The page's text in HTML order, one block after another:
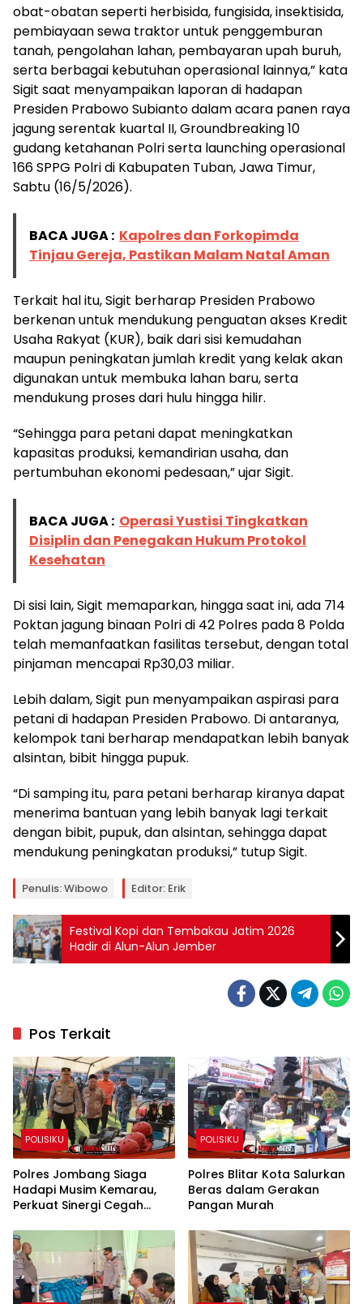
obat-obatan seperti herbisida, fungisida, insektisida,
pembiayaan sewa traktor untuk penggemburan
tanah, pengolahan lahan, pembayaran upah buruh,
serta berbagai kebutuhan operasional lainnya,” kata
Sigit saat menyampaikan laporan di hadapan
Presiden Prabowo Subianto dalam acara panen raya
jagung serentak kuartal II, Groundbreaking 10
gudang ketahanan Polri serta launching operasional
166 SPPG Polri di Kabupaten Tuban, Jawa Timur,
Sabtu (16/5/2026).
BACA JUGA : Kapolres dan Forkopimda
Tinjau Gereja, Pastikan Malam Natal Aman
Terkait hal itu, Sigit berharap Presiden Prabowo
berkenan untuk mendukung penguatan akses Kredit
Usaha Rakyat (KUR), baik dari sisi kemudahan
maupun peningkatan jumlah kredit yang kelak akan
digunakan untuk membuka lahan baru, serta
mendukung proses dari hulu hingga hilir.
“Sehingga para petani dapat meningkatkan
kapasitas produksi, kemandirian usaha, dan
pertumbuhan ekonomi pedesaan,” ujar Sigit.
BACA JUGA : Operasi Yustisi Tingkatkan
Disiplin dan Penegakan Hukum Protokol
Kesehatan
Di sisi lain, Sigit memaparkan, hingga saat ini, ada 714
Poktan jagung binaan Polri di 42 Polres pada 8 Polda
telah memanfaatkan fasilitas tersebut, dengan total
pinjaman mencapai Rp30,03 miliar.
Lebih dalam, Sigit pun menyampaikan aspirasi para
petani di hadapan Presiden Prabowo. Di antaranya,
kelompok tani berharap mendapatkan lebih banyak
alsintan, bibit hingga pupuk.
“Di samping itu, para petani berharap kiranya dapat
menerima bantuan yang lebih banyak lagi terkait
dengan bibit, pupuk, dan alsintan, sehingga dapat
mendukung peningkatan produksi,” tutup Sigit.
Penulis: Wibowo Editor: Erik
Festival Kopi dan Tembakau Jatim 2026
Hadir di Alun-Alun Jember
Pos Terkait
POLISIKU
Polres Jombang Siaga
Hadapi Musim Kemarau,
Perkuat Sinergi Cegah
POLISIKU
Polres Blitar Kota Salurkan
Beras dalam Gerakan
Pangan Murah